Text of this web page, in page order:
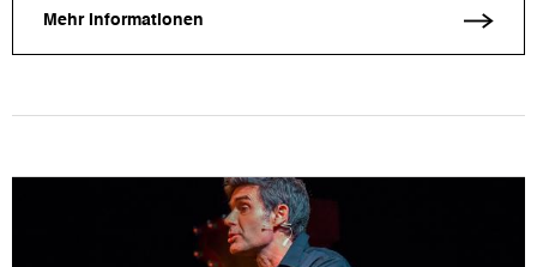
Mehr Informationen